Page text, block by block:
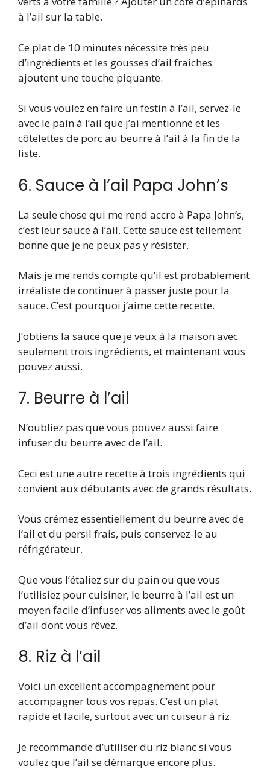
à l’ail sur la table.
Ce plat de 10 minutes nécessite très peu
d’ingrédients et les gousses d’ail fraîches
ajoutent une touche piquante.
Si vous voulez en faire un festin à l’ail, servez-le
avec le pain à l’ail que j’ai mentionné et les
côtelettes de porc au beurre à l’ail à la fin de la
liste.
6. Sauce à l’ail Papa John’s
La seule chose qui me rend accro à Papa John’s,
c’est leur sauce à l’ail. Cette sauce est tellement
bonne que je ne peux pas y résister.
Mais je me rends compte qu’il est probablement
irréaliste de continuer à passer juste pour la
sauce. C’est pourquoi j’aime cette recette.
J’obtiens la sauce que je veux à la maison avec
seulement trois ingrédients, et maintenant vous
pouvez aussi.
7. Beurre à l’ail
N’oubliez pas que vous pouvez aussi faire
infuser du beurre avec de l’ail.
Ceci est une autre recette à trois ingrédients qui
convient aux débutants avec de grands résultats.
Vous crémez essentiellement du beurre avec de
l’ail et du persil frais, puis conservez-le au
réfrigérateur.
Que vous l’étaliez sur du pain ou que vous
l’utilisiez pour cuisiner, le beurre à l’ail est un
moyen facile d’infuser vos aliments avec le goût
d’ail dont vous rêvez.
8. Riz à l’ail
Voici un excellent accompagnement pour
accompagner tous vos repas. C’est un plat
rapide et facile, surtout avec un cuiseur à riz.
Je recommande d’utiliser du riz blanc si vous
voulez que l’ail se démarque encore plus.